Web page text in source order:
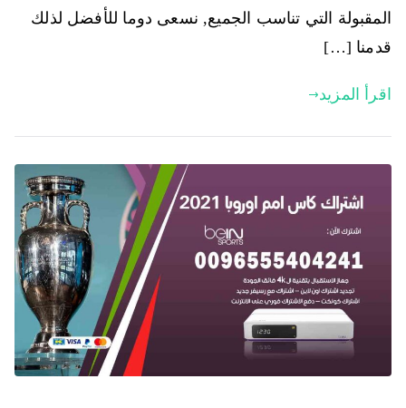
المقبولة التي تناسب الجميع, نسعى دوما للأفضل لذلك
قدمنا […]
اقرأ المزيد